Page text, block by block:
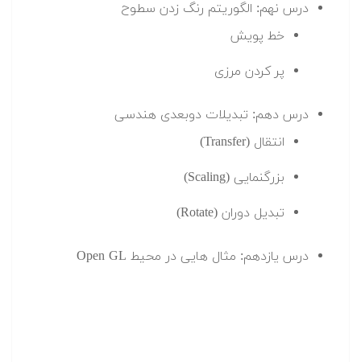
درس نهم: الگوریتم رنگ زدن سطوح
خط پویش
پر کردن مرزی
درس دهم: تبدیلات دوبعدی هندسی
انتقال (Transfer)
بزرگنمایی (Scaling)
تبدیل دوران (Rotate)
درس یازدهم: مثال هایی در محیط Open GL